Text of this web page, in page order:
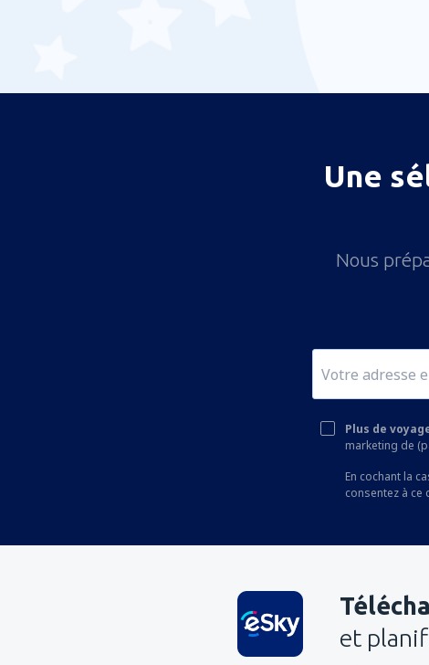
Une
Nous
Plus de
marketing de
En cochant la
consentez à
et